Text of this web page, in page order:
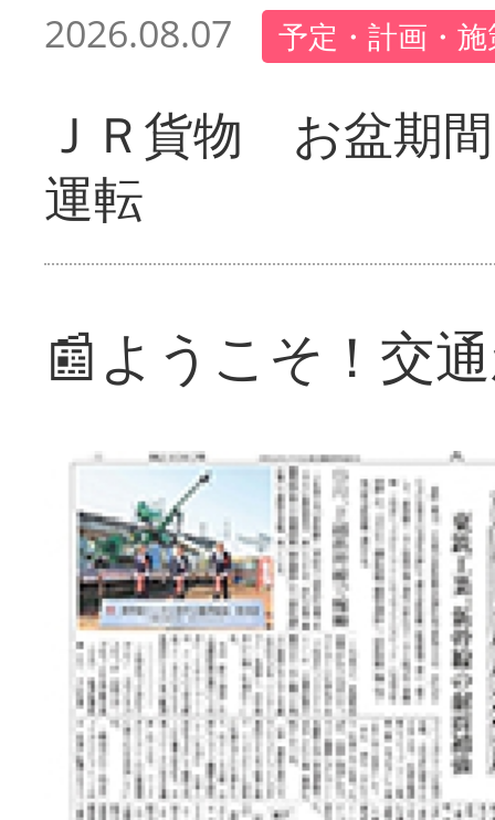
2026.08.07 予定・計画・
ＪＲ貨物 お盆期
運転
📰ようこそ！交